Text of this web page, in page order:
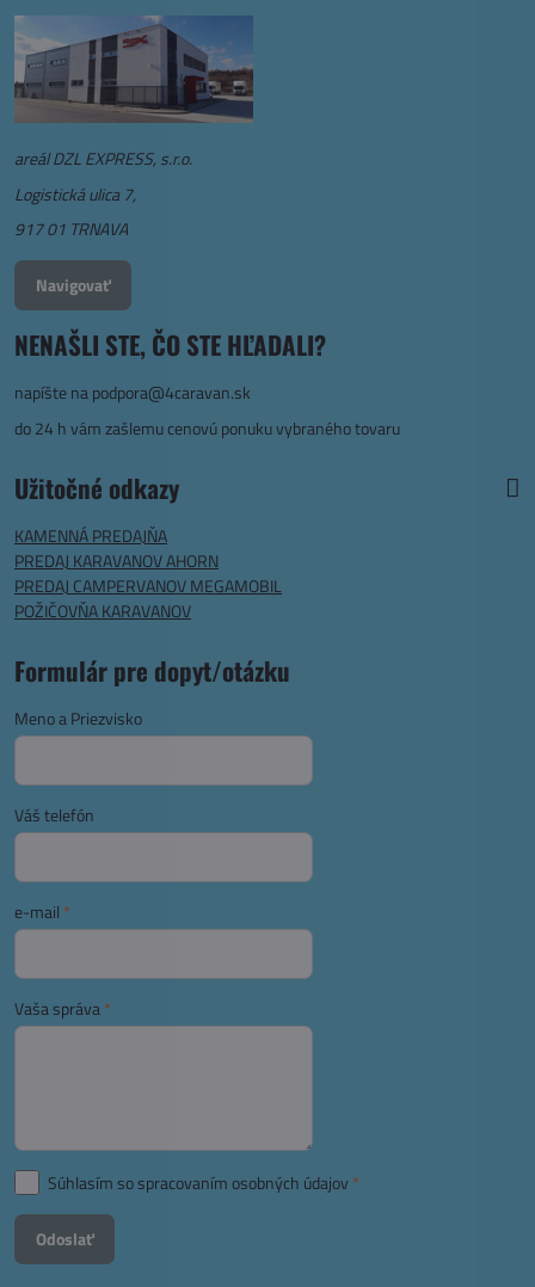
areál DZL EXPRESS, s.r.o.
Logistická ulica 7,
917 01 TRNAVA
Navigovať
NENAŠLI STE, ČO STE HĽADALI?
napíšte napodpora@4caravan.sk
do 24 h vám zašlemu cenovú ponuku vybraného tovaru
Užitočné odkazy
KAMENNÁ PREDAJŇA
PREDAJ KARAVANOV AHORN
PREDAJ CAMPERVANOV MEGAMOBIL
POŽIČOVŇA KARAVANOV
Formulár pre dopyt/otázku
Meno a Priezvisko
Váš telefón
e-mail *
Vaša správa*
Súhlasím so spracovaním osobných údajov *
Odoslať